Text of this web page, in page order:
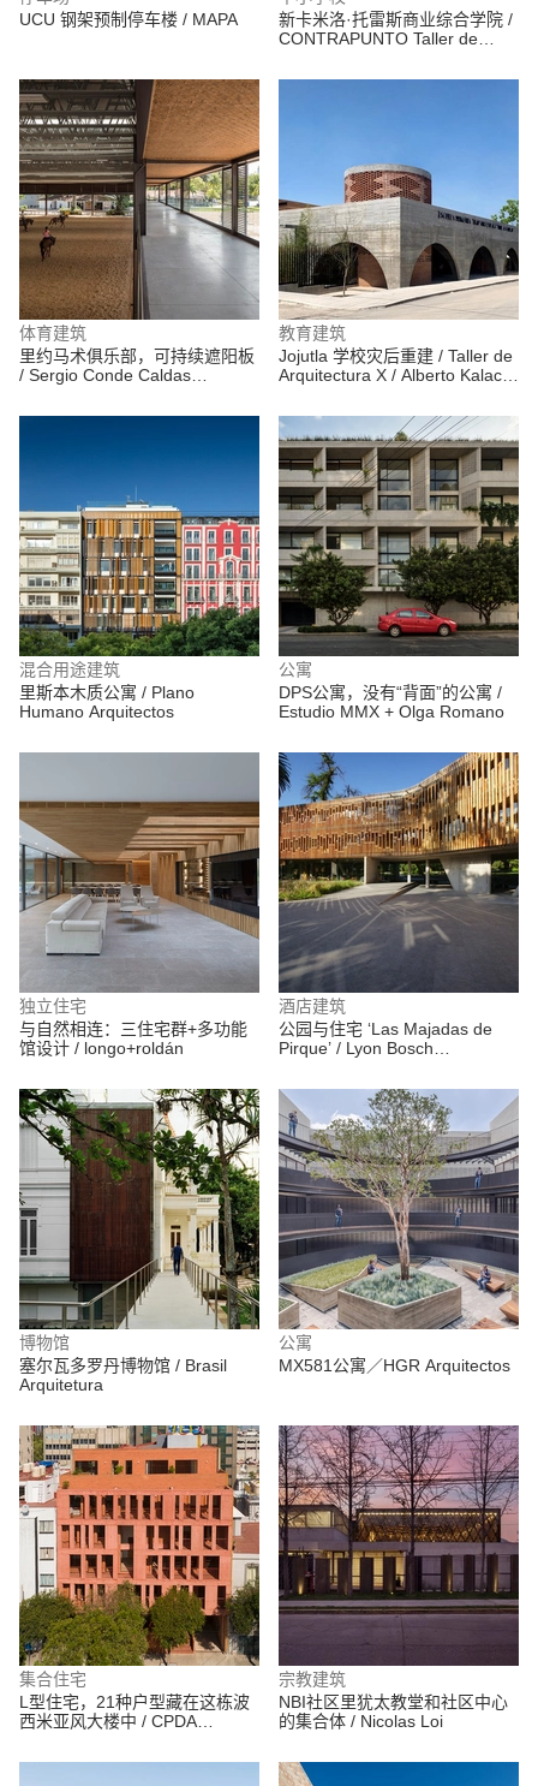
UCU 钢架预制停车楼 / MAPA
新卡米洛·托雷斯商业综合学院 /
CONTRAPUNTO Taller de
体育建筑
里约马术俱乐部，可持续遮阳板
/ Sergio Conde Caldas
教育建筑
Jojutla 学校灾后重建 / Taller de
Arquitectura X / Alberto Kalach
混合用途建筑
里斯本木质公寓 / Plano
Humano Arquitectos
公寓
DPS公寓，没有“背面”的公寓 /
Estudio MMX + Olga Romano
独立住宅
与自然相连：三住宅群+多功能
馆设计 / longo+roldán
酒店建筑
公园与住宅 ‘Las Majadas de
Pirque’ / Lyon Bosch
博物馆
塞尔瓦多罗丹博物馆 / Brasil
Arquitetura
公寓
MX581公寓／HGR Arquitectos
集合住宅
L型住宅，21种户型藏在这栋波
西米亚风大楼中 / CPDA
宗教建筑
NBI社区里犹太教堂和社区中心
的集合体 / Nicolas Loi